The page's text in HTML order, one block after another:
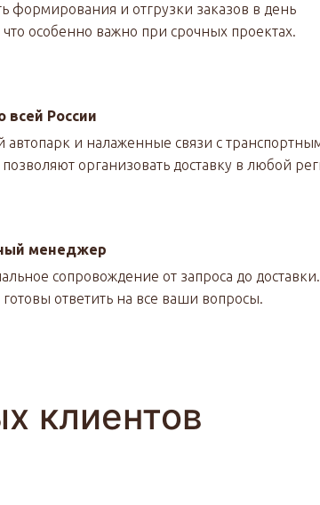
формирования и отгрузки заказов в день
особенно важно при срочных проектах.
всей России
автопарк и налаженные связи с
организовать доставку в любой
менеджер
сопровождение от запроса до
ответить на все ваши вопросы.
клиентов